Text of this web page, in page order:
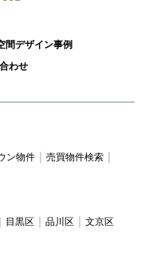
間デザイン事例
わせ
ン物件
売買物件検索
目黒区 品川区 文京区